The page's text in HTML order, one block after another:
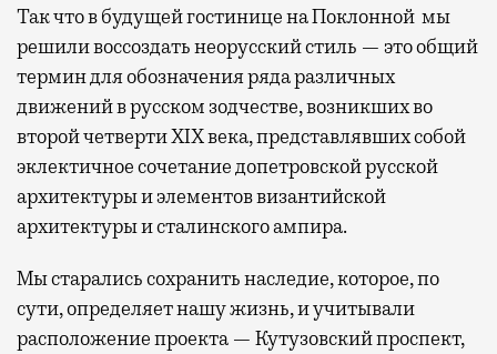
Так что в будущей гостинице на Поклонной мы
решили воссоздать неорусский стиль — это общий
термин для обозначения ряда различных
движений в русском зодчестве, возникших во
второй четверти XIX века, представлявших собой
эклектичное сочетание допетровской русской
архитектуры и элементов византийской
архитектуры и сталинского ампира.
Мы старались сохранить наследие, которое, по
сути, определяет нашу жизнь, и учитывали
расположение проекта — Кутузовский проспект,